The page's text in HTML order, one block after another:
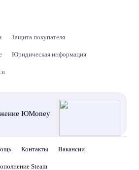
Защита покупателя
Юридическая информация
ЮMoney
Контакты Вакансии
Steam